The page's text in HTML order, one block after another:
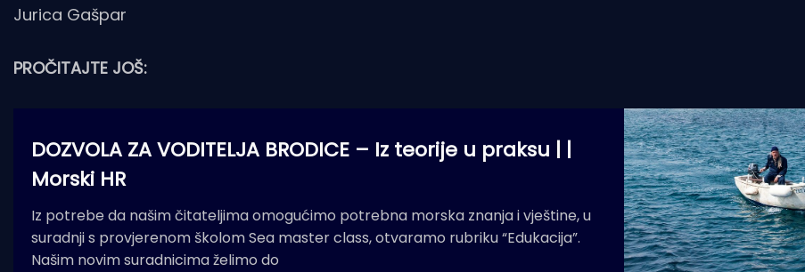
Jurica Gašpar
PROČITAJTE JOŠ:
DOZVOLA ZA VODITELJA BRODICE – Iz teorije u praksu | |
Morski HR
Iz potrebe da našim čitateljima omogućimo potrebna morska znanja i vještine, u
suradnji s provjerenom školom Sea master class, otvaramo rubriku “Edukacija”.
Našim novim suradnicima želimo do